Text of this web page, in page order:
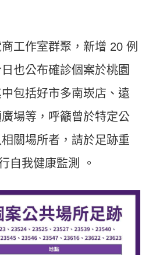
工作室群聚，新增 20 例
也公布確診個案於桃園
包括好市多南崁店、遠
場等，呼籲曾於特定公
關場所者，請於足跡重
自我健康監測 。